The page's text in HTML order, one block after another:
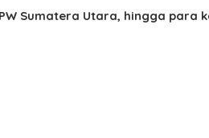
Sumatera Utara, hingga para